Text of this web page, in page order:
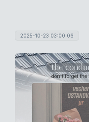
2025-10-23 03:00:06
the
don't forget the